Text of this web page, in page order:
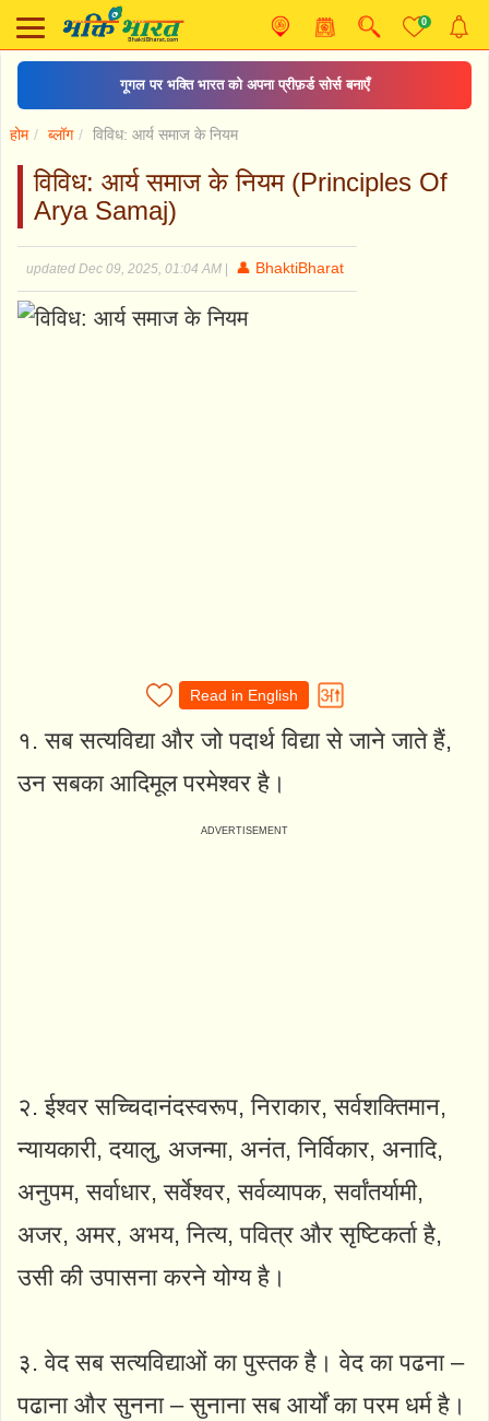
0
गूगल पर भक्ति भारत को अपना प्रीफ़र्ड सोर्स बनाएँ
होम ब्लॉग विविध: आर्य समाज के नियम
विविध: आर्य समाज के नियम (Principles Of
Arya Samaj)
updated Dec 09, 2025, 01:04 AM 👤 BhaktiBharat
Read in English
१. सब सत्यविद्या और जो पदार्थ विद्या से जाने जाते हैं,
उन सबका आदिमूल परमेश्वर है।
२. ईश्वर सच्चिदानंदस्वरूप, निराकार, सर्वशक्तिमान,
न्यायकारी, दयालु, अजन्मा, अनंत, निर्विकार, अनादि,
अनुपम, सर्वाधार, सर्वेश्वर, सर्वव्यापक, सर्वांतर्यामी,
अजर, अमर, अभय, नित्य, पवित्र और सृष्टिकर्ता है,
उसी की उपासना करने योग्य है।
३. वेद सब सत्यविद्याओं का पुस्तक है। वेद का पढना –
पढाना और सुनना – सुनाना सब आर्यों का परम धर्म है।